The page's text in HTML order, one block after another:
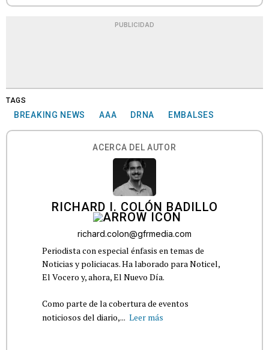
PUBLICIDAD
TAGS
BREAKING NEWS AAA DRNA EMBALSES
ACERCA DEL AUTOR
RICHARD I. COLÓN BADILLO
richard.colon@gfrmedia.com
Periodista con especial énfasis en temas de
Noticias y policiacas. Ha laborado para Noticel,
El Vocero y, ahora, El Nuevo Día.
Como parte de la cobertura de eventos
noticiosos del diario,... Leer más